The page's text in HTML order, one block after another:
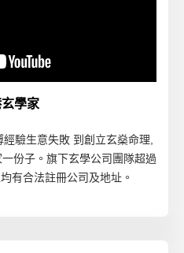
學家
驗生意失敗 到創立玄燊命理,
份子。旗下玄學公司團隊超過
有合法註冊公司及地址。